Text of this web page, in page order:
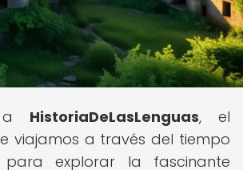
a HistoriaDeLasLenguas, el
viajamos a través del tiempo
explorar la fascinante